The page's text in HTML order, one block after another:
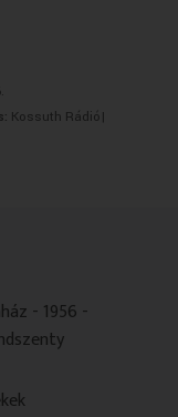
Kossuth Rádió|
- 1956 -